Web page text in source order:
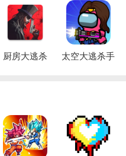
Blood Money-
Reprisal
厨房大逃杀
太空大逃杀手